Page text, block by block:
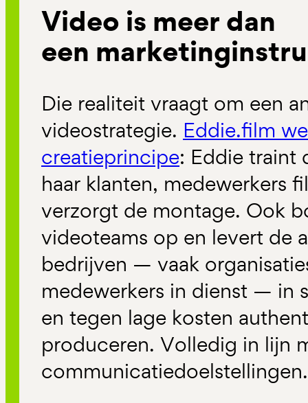
Video is meer dan
een
Die realiteit vraagt om een
videostrategie. Eddie.film
creatieprincipe: Eddie traint
haar klanten, medewerkers
verzorgt de montage. Ook
videoteams op en levert de
bedrijven — vaak
medewerkers in dienst — in
en tegen lage kosten
produceren. Volledig in lijn
communicatiedoelstellingen.